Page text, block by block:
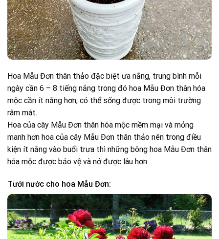
Hoa Mẫu Đơn thân thảo đặc biệt ưa nắng, trung bình mỗi
ngày cần 6 – 8 tiếng nắng trong đó hoa Mẫu Đơn thân hóa
mộc cần ít nắng hơn, có thể sống được trong môi trường
râm mát.
Hoa của cây Mẫu Đơn thân hóa mộc mềm mại và mỏng
manh hơn hoa của cây Mẫu Đơn thân thảo nên trong điều
kiện ít nắng vào buổi trưa thì những bông hoa Mẫu Đơn thân
hóa mộc được bảo vệ và nở được lâu hơn.
Tưới nước cho hoa Mẫu Đơn: